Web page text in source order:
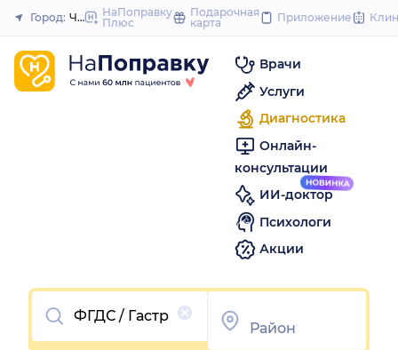
to
Закрыть
Город: ЧелябинскНаПоправку
Плюс
Подарочная
карта
Приложение
Врачи
Услуги
Диагностика
Онлайн-
консультации
ИИ-доктор
Психологи
Акции
Очистить